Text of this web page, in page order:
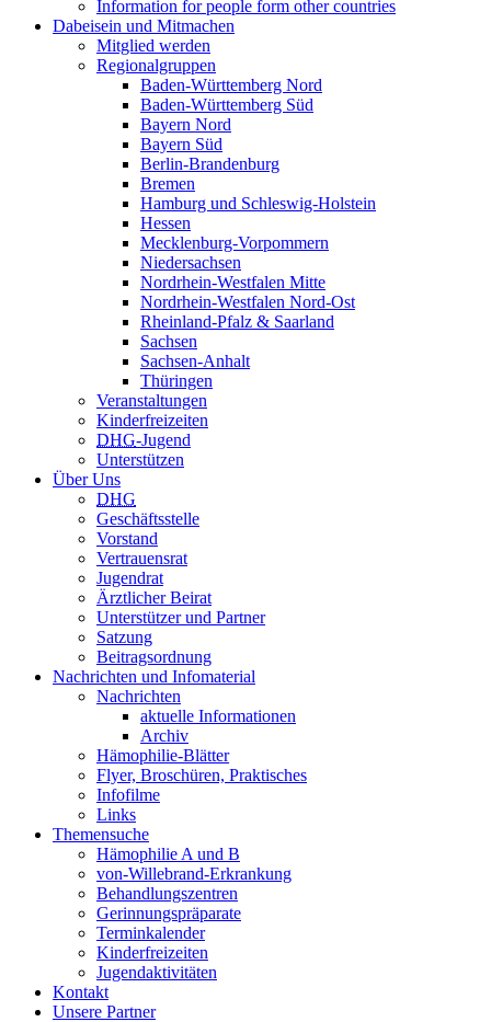
Information for people form other countries
Dabeisein und Mitmachen
Mitglied werden
Regionalgruppen
Baden-Württemberg Nord
Baden-Württemberg Süd
Bayern Nord
Bayern Süd
Berlin-Brandenburg
Bremen
Hamburg und Schleswig-Holstein
Hessen
Mecklenburg-Vorpommern
Niedersachsen
Nordrhein-Westfalen Mitte
Nordrhein-Westfalen Nord-Ost
Rheinland-Pfalz & Saarland
Sachsen
Sachsen-Anhalt
Thüringen
Veranstaltungen
Kinderfreizeiten
DHG-Jugend
Unterstützen
Über Uns
DHG
Geschäftsstelle
Vorstand
Vertrauensrat
Jugendrat
Ärztlicher Beirat
Unterstützer und Partner
Satzung
Beitragsordnung
Nachrichten und Infomaterial
Nachrichten
aktuelle Informationen
Archiv
Hämophilie-Blätter
Flyer, Broschüren, Praktisches
Infofilme
Links
Themensuche
Hämophilie A und B
von-Willebrand-Erkrankung
Behandlungszentren
Gerinnungspräparate
Terminkalender
Kinderfreizeiten
Jugendaktivitäten
Kontakt
Unsere Partner